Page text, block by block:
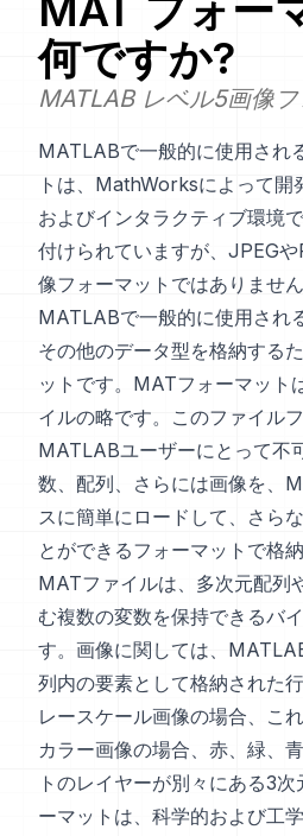
MAT
フォー
何ですか?
MATLAB レベル5画像
MATLABで一般的に使用され
トは、MathWorksによって開
およびインタラクティブ環境
付けられていますが、JPEG
像フォーマットではありません
MATLABで一般的に使用され
その他のデータ型を格納する
ットです。MATフォーマッ
イルの略です。このファイル
MATLABユーザーにとって不
数、配列、さらには画像を、
スに簡単にロードして、さら
とができるフォーマットで格
MATファイルは、多次元配列
む複数の変数を保持できるバ
す。画像に関しては、
列内の要素として格納された
レースケール画像の場合、こ
カラー画像の場合、赤、緑、
トのレイヤーが別々にある3
ーマットは、科学的および工